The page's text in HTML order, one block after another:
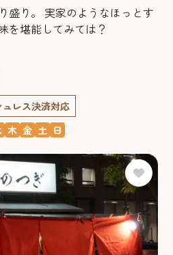
盛り。 実家のようなほっとす
を堪能してみては？
レス決済対応
木 金 土 日